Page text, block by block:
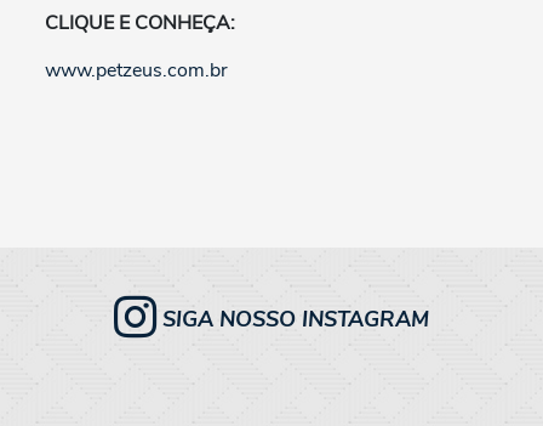
CLIQUE E CONHEÇA:
www.petzeus.com.br
SIGA NOSSO INSTAGRAM